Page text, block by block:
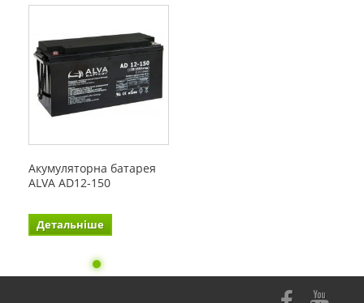
Акумуляторна батарея
ALVA AD12-150
Детальніше